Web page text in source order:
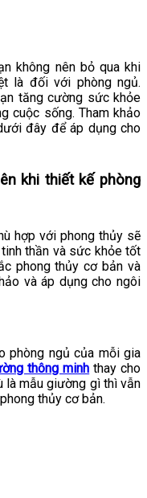
không nên bỏ qua khi
là đối với phòng ngủ.
tăng cường sức khỏe
cuộc sống. Tham khảo
đây để áp dụng cho
khi thiết kế phòng
hợp với phong thủy sẽ
thần và sức khỏe tốt
phong thủy cơ bản và
và áp dụng cho ngôi
phòng ngủ của mỗi gia
thông minh thay cho
là mẫu giường gì thì vẫn
thủy cơ bản.